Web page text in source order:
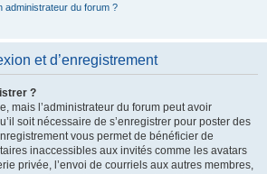
administrateur du forum ?
et d’enregistrement
?
mais l’administrateur du forum peut avoir
soit nécessaire de s’enregistrer pour poster des
vous permet de bénéficier de
inaccessibles aux invités comme les avatars
privée, l’envoi de courriels aux autres membres,